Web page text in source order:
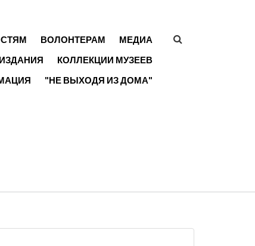
ФОРМА
ВОЛОНТЕРАМ
МЕДИА
ИЗДАНИЯ
КОЛЛЕКЦИИ МУЗЕЕВ
"НЕ ВЫХОДЯ ИЗ ДОМА"